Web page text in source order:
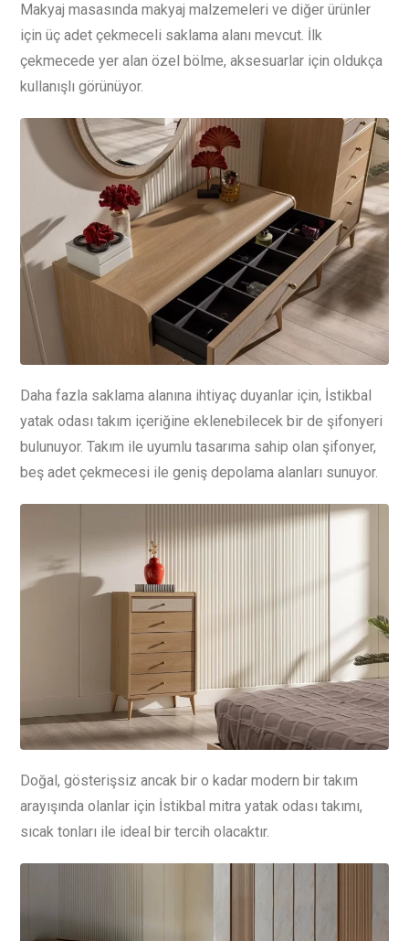
Makyaj masasında makyaj malzemeleri ve diğer ürünler
için üç adet çekmeceli saklama alanı mevcut. İlk
çekmecede yer alan özel bölme, aksesuarlar için oldukça
kullanışlı görünüyor.
Daha fazla saklama alanına ihtiyaç duyanlar için, İstikbal
yatak odası takım içeriğine eklenebilecek bir de şifonyeri
bulunuyor. Takım ile uyumlu tasarıma sahip olan şifonyer,
beş adet çekmecesi ile geniş depolama alanları sunuyor.
Doğal, gösterişsiz ancak bir o kadar modern bir takım
arayışında olanlar için İstikbal mitra yatak odası takımı,
sıcak tonları ile ideal bir tercih olacaktır.